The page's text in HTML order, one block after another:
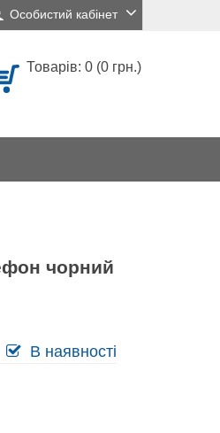
Особистий кабінет
Товарів: 0 (0 грн.)
чорний
В наявності